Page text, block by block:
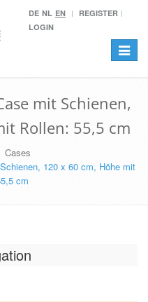
DE NL EN
REGISTER
LOGIN
Toggle
mit Schienen,
Rollen: 55,5 cm
Cases
120 x 60 cm, Höhe mit
cm